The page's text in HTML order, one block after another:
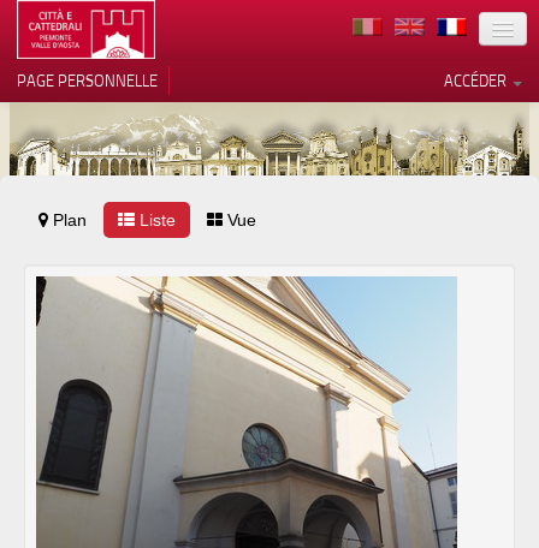
TERRITOIRE
ARCHITECTURE
MUSÉES
EVÉNEMENTS
BÉNÉVOLES
CONTACTS
ACCÉDER
PAGE PERSONNELLE
Plan Liste Vue
Notification lors de la collecte
Vos choix en matière de